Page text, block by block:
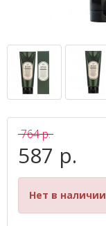
764 р.
587 р.
Нет в наличии